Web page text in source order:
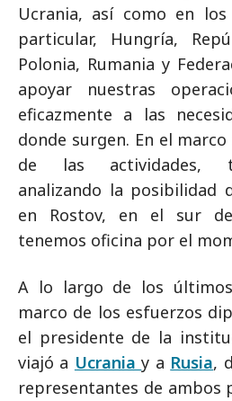
Ucrania, así como en
particular, Hungría,
Polonia, Rumania y
apoyar nuestras
eficazmente a las
donde surgen. En el
de las actividades,
analizando la posibilidad
en Rostov, en el sur
tenemos oficina por el
A lo largo de los
marco de los esfuerzos
el presidente de la
viajó a Ucraniay a Rusia,
representantes de ambos